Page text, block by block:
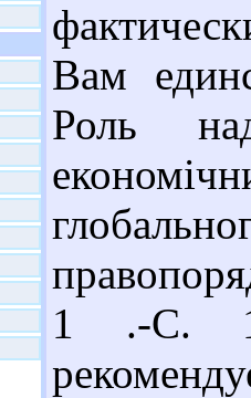
Вам
Роль
1 .-С.